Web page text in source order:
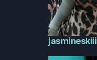
jasmineskiii